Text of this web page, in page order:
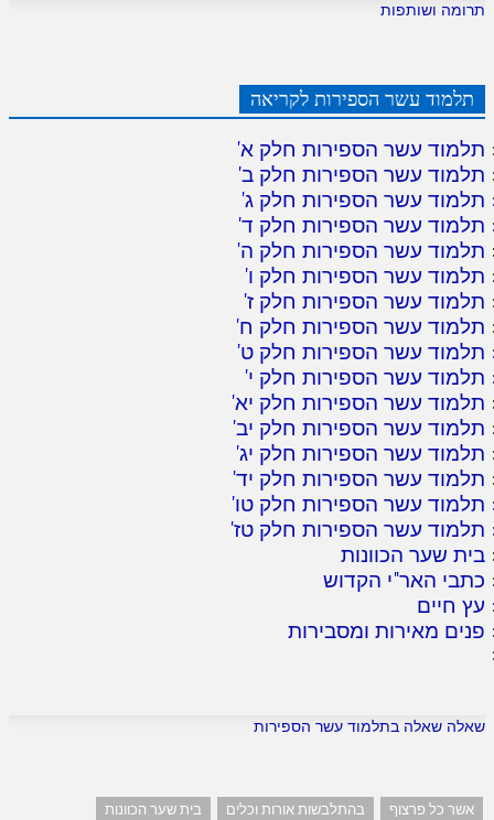
תרומה ושותפות
תלמוד עשר הספירות לקריאה
תלמוד עשר הספירות חלק א'
תלמוד עשר הספירות חלק ב'
תלמוד עשר הספירות חלק ג'
תלמוד עשר הספירות חלק ד'
תלמוד עשר הספירות חלק ה'
תלמוד עשר הספירות חלק ו'
תלמוד עשר הספירות חלק ז'
תלמוד עשר הספירות חלק ח'
תלמוד עשר הספירות חלק ט'
תלמוד עשר הספירות חלק י'
תלמוד עשר הספירות חלק יא'
תלמוד עשר הספירות חלק יב'
תלמוד עשר הספירות חלק יג'
תלמוד עשר הספירות חלק יד'
תלמוד עשר הספירות חלק טו'
תלמוד עשר הספירות חלק טז'
בית שער הכוונות
כתבי האר"י הקדוש
עץ חיים
פנים מאירות ומסבירות
שאלה שאלה בתלמוד עשר הספירות
אשר כל פרצוף בהתלבשות אורות וכלים
בית שער הכוונות